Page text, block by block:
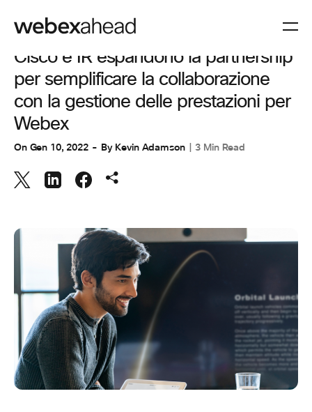
COLLABORAZIONE
Cisco e IR espandono la partnership
per semplificare la collaborazione
con la gestione delle prestazioni per
Webex
On Gen 10, 2022 By Kevin Adamson 3 Min Read